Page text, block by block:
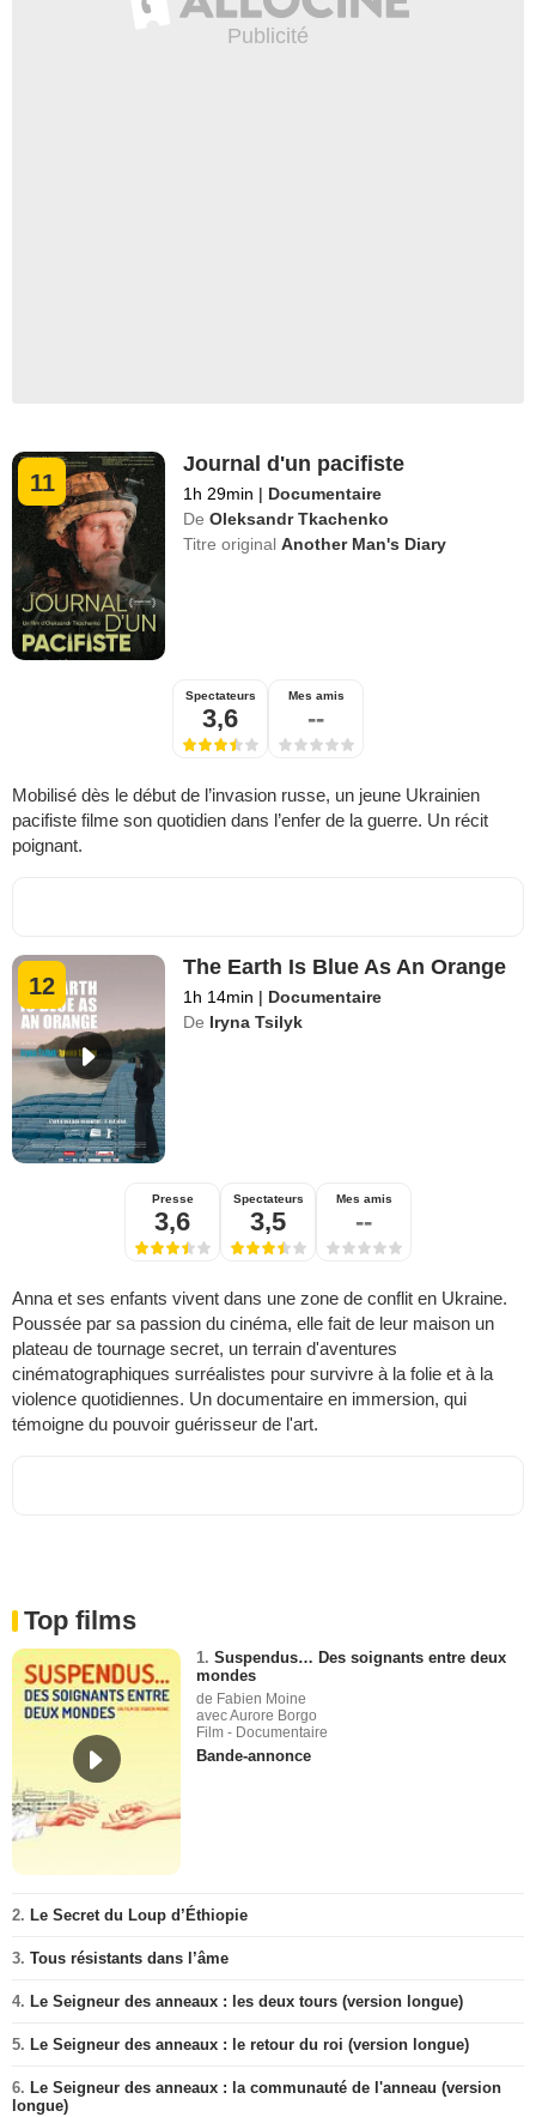
11
Journal d'un pacifiste
1h 29min | Documentaire
De Oleksandr Tkachenko
Titre originalAnother Man's Diary
Spectateurs
3,6
Mes amis
--
Mobilisé dès le début de l’invasion russe, un jeune Ukrainien
pacifiste filme son quotidien dans l’enfer de la guerre. Un récit
poignant.
12
The Earth Is Blue As An Orange
1h 14min | Documentaire
De Iryna Tsilyk
Presse
3,6
Spectateurs
3,5
Mes amis
--
Anna et ses enfants vivent dans une zone de conflit en Ukraine.
Poussée par sa passion du cinéma, elle fait de leur maison un
plateau de tournage secret, un terrain d'aventures
cinématographiques surréalistes pour survivre à la folie et à la
violence quotidiennes. Un documentaire en immersion, qui
témoigne du pouvoir guérisseur de l'art.
Top films
1. Suspendus… Des soignants entre deux
mondes
de Fabien Moine
avec Aurore Borgo
Film - Documentaire
Bande-annonce
2. Le Secret du Loup d’Éthiopie
3. Tous résistants dans l’âme
4. Le Seigneur des anneaux : les deux tours (version longue)
5. Le Seigneur des anneaux : le retour du roi (version longue)
6. Le Seigneur des anneaux : la communauté de l'anneau (version
longue)